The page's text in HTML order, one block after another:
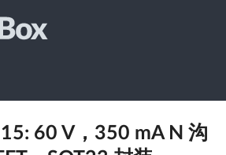
60 V，350 mA N 沟